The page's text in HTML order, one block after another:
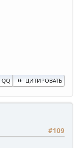
QQ ЦИТИРОВАТЬ
#109